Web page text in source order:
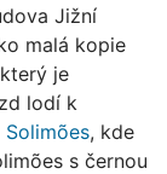
Jižní
malá kopie
je
lodí k
Solimões, kde
s černou